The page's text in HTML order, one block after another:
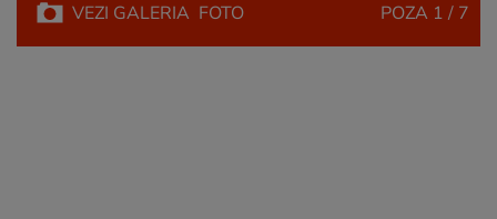
VEZI GALERIA FOTO POZA 1 / 7